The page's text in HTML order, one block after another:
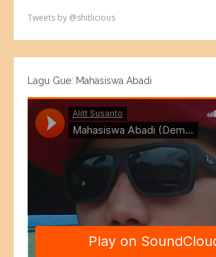
Tweets by @shitlicious
Lagu Gue: Mahasiswa Abadi